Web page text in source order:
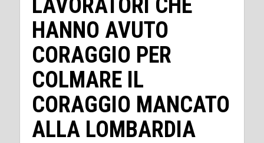
LAVORATORI CHE
HANNO AVUTO
CORAGGIO PER
COLMARE IL
CORAGGIO MANCATO
ALLA LOMBARDIA